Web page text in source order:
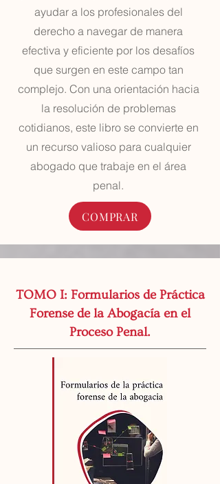
ayudar a los profesionales del
derecho a navegar de manera
efectiva y eficiente por los desafíos
que surgen en este campo tan
complejo. Con una orientación hacia
la resolución de problemas
cotidianos, este libro se convierte en
un recurso valioso para cualquier
abogado que trabaje en el área
penal.
COMPRAR
TOMO I: Formularios de Práctica
Forense de la Abogacía en el
Proceso Penal.